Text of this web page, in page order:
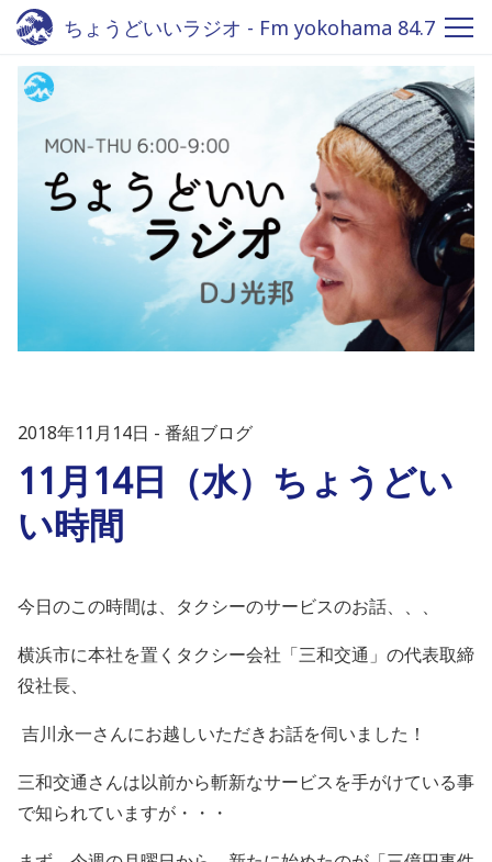
ちょうどいいラジオ - Fm yokohama 84.7
2018年11月14日 番組ブログ
11月14日（水）ちょうどい
い時間
今日のこの時間は、タクシーのサービスのお話、、、
横浜市に本社を置くタクシー会社「三和交通」の代表取締
役社長、
吉川永一さんにお越しいただきお話を伺いました！
三和交通さんは以前から斬新なサービスを手がけている事
で知られていますが・・・